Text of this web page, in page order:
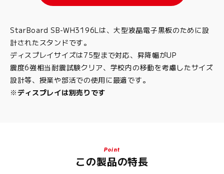
StarBoard SB-WH3196Lは、大型液晶電子黒板のために設
計されたスタンドです。
ディスプレイサイズは75型まで対応、昇降幅がUP
震度6強相当耐震試験クリア、学校内の移動を考慮したサイズ
設計等、授業や部活での使用に最適です。
※ディスプレイは別売りです
Point
この製品の特長